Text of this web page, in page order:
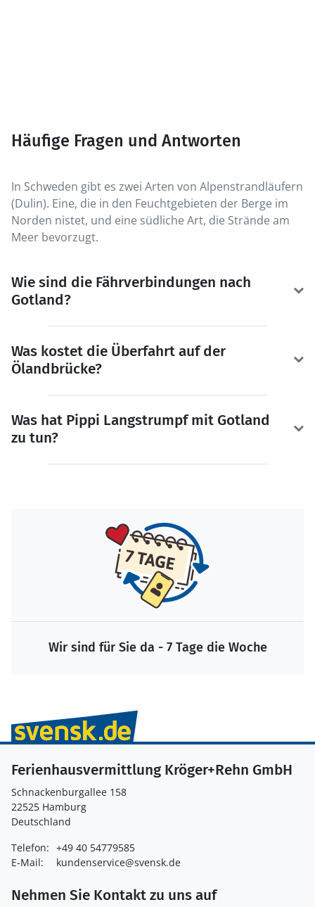
In Schweden gibt es zwei Arten von Alpenstrandläufern
(Dulin). Eine, die in den Feuchtgebieten der Berge im
Norden nistet, und eine südliche Art, die Strände am
Meer bevorzugt.
Häufige Fragen und Antworten
Wie sind die Fährverbindungen nach
Gotland?
Was kostet die Überfahrt auf der
Ölandbrücke?
Was hat Pippi Langstrumpf mit Gotland
zu tun?
Wir sind für Sie da - 7 Tage die Woche
Ferienhausvermittlung Kröger+Rehn GmbH
Schnackenburgallee 158
22525 Hamburg
Deutschland
Telefon: +49 40 54779585
E-Mail:
kundenservice@svensk.de
Nehmen Sie Kontakt zu uns auf